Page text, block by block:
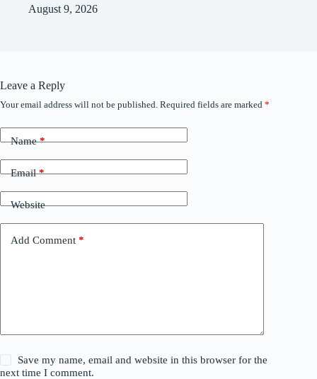
August 9, 2026
Leave a Reply
Your email address will not be published. Required fields are marked *
Name*
Email*
Website
Add Comment *
Save my name, email and website in this browser for the
next time I comment.